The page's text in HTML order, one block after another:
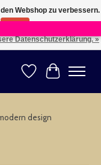
×
your language: EN ⇓ ⇒
Wunschzettel
Ihr
design
Webshop zu verbessern.
Datenschutzerklärung. »